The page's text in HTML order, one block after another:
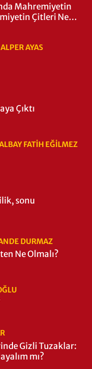
Mahremiyetin
Çitleri Ne
AYAS
Çıktı
FATIH EĞİLMEZ
sonu
DURMAZ
Ne Olmalı?
Gizli Tuzaklar:
mı?